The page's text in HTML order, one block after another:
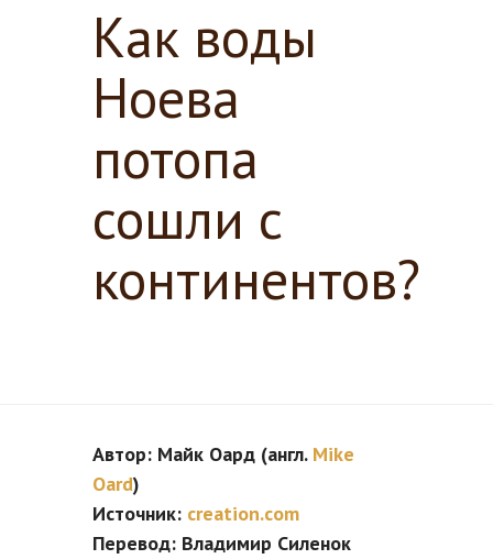
Как воды
Ноева
потопа
сошли с
континентов?
Автор: Майк Оард (англ. Mike
Oard)
Источник: creation.com
Перевод: Владимир Силенок